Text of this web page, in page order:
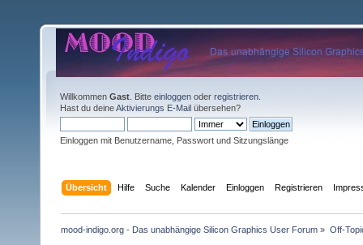
Willkommen Gast . Bitte einloggen oder registrieren
Hast du deineAktivierungs E-Mail übersehen?
Einloggen mit Benutzername, Passwort und Sitzungslänge
Übersicht Hilfe Suche Kalender Einloggen Registrieren
mood-indigo.org - Das unabhängige Silicon Graphics User Forum » Off-